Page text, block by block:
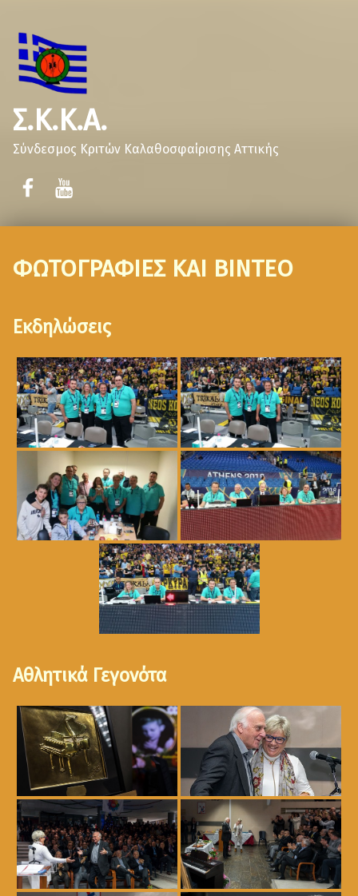
Σ.Κ.Κ.Α.
Σύνδεσμος Κριτών Καλαθοσφαίρισης Αττικής
ΦΩΤΟΓΡΑΦΙΕΣ ΚΑΙ ΒΙΝΤΕΟ
Εκδηλώσεις
Αθλητικά Γεγονότα